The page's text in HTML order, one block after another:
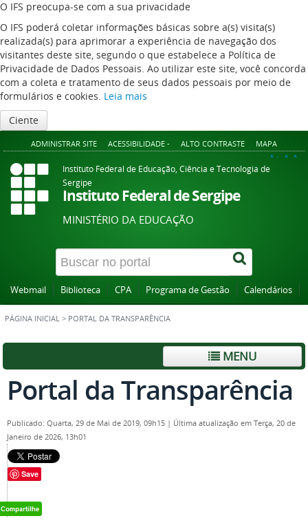
O IFS preocupa-se com a sua privacidade
O IFS poderá coletar informações básicas sobre a(s) visita(s)
realizada(s) para aprimorar a experiência de navegação dos
visitantes deste site, segundo o que estabelece a Política de
Privacidade de Dados Pessoais. Ao utilizar este site, você concorda
com a coleta e tratamento de seus dados pessoais por meio de
formulários e cookies. Leia mais
Ciente
ADMINISTRAR SITE ACESSIBILIDADE - ALTO CONTRASTE MAPA
A+ A A-
Instituto Federal de Educação, Ciência e Tecnologia de
Sergipe
Instituto Federal de Sergipe
MINISTÉRIO DA EDUCAÇÃO
Webmail Biblioteca CPA Programa de Gestão Calendários
PÁGINA INICIAL > PORTAL DA TRANSPARÊNCIA
MENU
Portal da Transparência
Publicado: Quarta, 29 de Mai de 2019, 09h15 | Última atualização em Terça, 20 de
Janeiro de 2026, 13h01
Save